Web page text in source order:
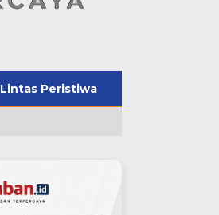
Lintas Peristiwa